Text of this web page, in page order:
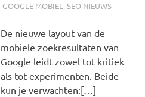
GOOGLE MOBIEL ,SEO NIEUWS
De nieuwe layout van de
mobiele zoekresultaten van
Google leidt zowel tot kritiek
als tot experimenten. Beide
kun je verwachten:[…]